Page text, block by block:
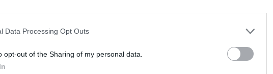
Data Processing Opt Outs
opt-out of the Sharing of my personal data.
por El Diario Nueva York (@eldiariony)